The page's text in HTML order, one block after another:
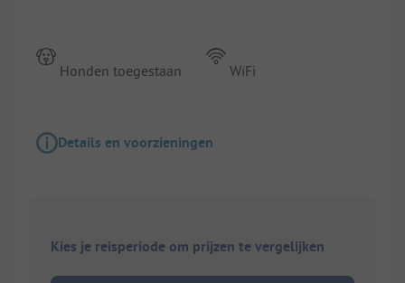
Honden toegestaan WiFi
Details en voorzieningen
Kies je reisperiode om prijzen te vergelijken